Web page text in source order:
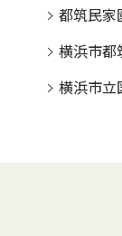
都筑民家
横浜市都
横浜市立